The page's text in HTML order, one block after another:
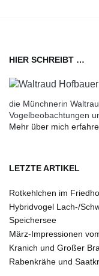
HIER SCHREIBT …
die Münchnerin
Vogelbeobachtungen
Mehr über mich
LETZTE ARTIKEL
Rotkehlchen im
Hybridvogel Lach-/
Speichersee
März-Impressionen
Kranich und Großer
Rabenkrähe und